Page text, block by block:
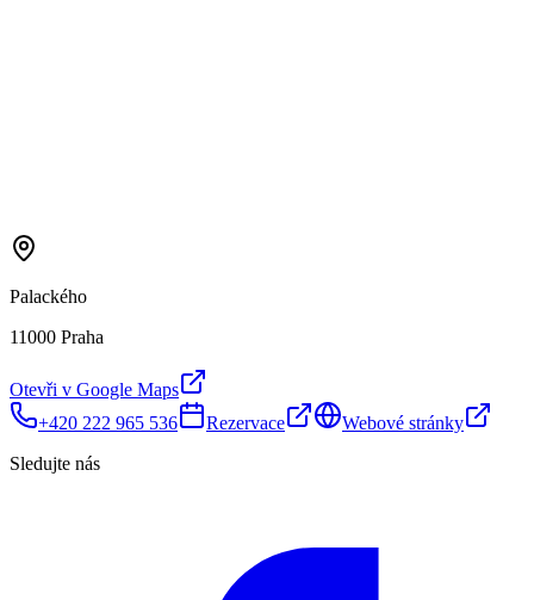
Palackého
11000 Praha
Otevři v Google Maps
+420 222 965 536
Rezervace
Webové stránky
Sledujte nás